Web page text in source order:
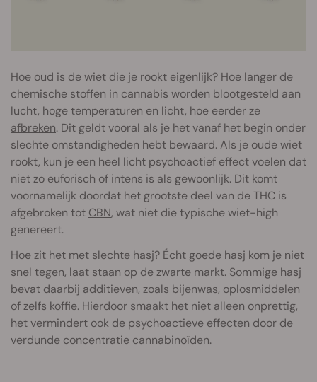
Hoe oud is de wiet die je rookt eigenlijk? Hoe langer de
chemische stoffen in cannabis worden blootgesteld aan
lucht, hoge temperaturen en licht, hoe eerder ze
afbreken. Dit geldt vooral als je het vanaf het begin onder
slechte omstandigheden hebt bewaard. Als je oude wiet
rookt, kun je een heel licht psychoactief effect voelen dat
niet zo euforisch of intens is als gewoonlijk. Dit komt
voornamelijk doordat het grootste deel van de THC is
afgebroken tot CBN, wat niet die typische wiet-high
genereert.
Hoe zit het met slechte hasj? Écht goede hasj kom je niet
snel tegen, laat staan op de zwarte markt. Sommige hasj
bevat daarbij additieven, zoals bijenwas, oplosmiddelen
of zelfs koffie. Hierdoor smaakt het niet alleen onprettig,
het vermindert ook de psychoactieve effecten door de
verdunde concentratie cannabinoïden.